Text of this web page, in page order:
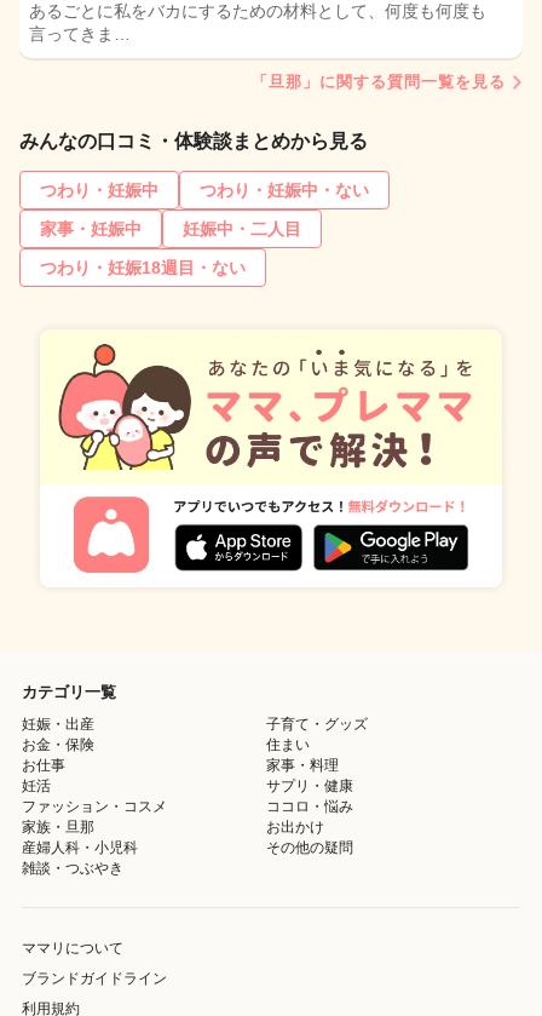
あるごとに私をバカにするための材料として、何度も何度も
言ってきま…
「旦那」に関する質問一覧を見る
みんなの口コミ・体験談まとめから見る
つわり・妊娠中
つわり・妊娠中・ない
家事・妊娠中
妊娠中・二人目
つわり・妊娠18週目・ない
カテゴリ一覧
妊娠・出産
子育て・グッズ
お金・保険
住まい
お仕事
家事・料理
妊活
サプリ・健康
ファッション・コスメ
ココロ・悩み
家族・旦那
お出かけ
産婦人科・小児科
その他の疑問
雑談・つぶやき
ママリについて
ブランドガイドライン
利用規約